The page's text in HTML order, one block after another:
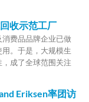
收示范工厂
费品品牌企业已做
。于是，大规模生
成了全球范围关注
Eriksen率团访